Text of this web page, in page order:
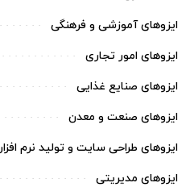
ایزوهای آموزشی و فرهنگی
ایزوهای امور تجاری
ایزوهای صنایع غذایی
ایزوهای صنعت و معدن
ایزوهای طراحی سایت و تولید نرم افزار
ایزوهای مدیریتی